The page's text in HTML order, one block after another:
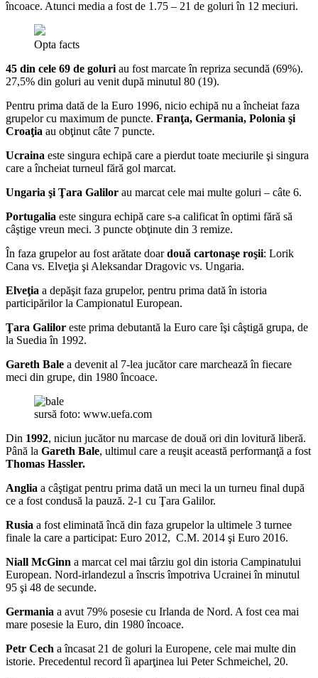
încoace. Atunci media a fost de 1.75 – 21 de goluri în 12 meciuri.
Opta facts
45 din cele 69 de goluri au fost marcate în repriza secundă (69%).
27,5% din goluri au venit după minutul 80 (19).
Pentru prima dată de la Euro 1996, nicio echipă nu a încheiat faza
grupelor cu maximum de puncte. Franţa, Germania, Polonia şi
Croaţia au obţinut câte 7 puncte.
Ucraina este singura echipă care a pierdut toate meciurile şi singura
care a încheiat turneul fără gol marcat.
Ungaria şi Ţara Galilor au marcat cele mai multe goluri – câte 6.
Portugalia este singura echipă care s-a calificat în optimi fără să
câştige vreun meci. 3 puncte obţinute din 3 remize.
În faza grupelor au fost arătate doardouă cartonaşe roşii: Lorik
Cana vs. Elveţia şi Aleksandar Dragovic vs. Ungaria.
Elveţia a depăşit faza grupelor, pentru prima dată în istoria
participărilor la Campionatul European.
Ţara Galilor este prima debutantă la Euro care îşi câştigă grupa, de
la Suedia în 1992.
Gareth Bale a devenit al 7-lea jucător care marchează în fiecare
meci din grupe, din 1980 încoace.
sursă foto: www.uefa.com
Din 1992, niciun jucător nu marcase de două ori din lovitură liberă.
Până la Gareth Bale, ultimul care a reuşit această performanţă a fost
Thomas Hassler.
Anglia a câştigat pentru prima dată un meci la un turneu final după
ce a fost condusă la pauză. 2-1 cu Ţara Galilor.
Rusia a fost eliminată încă din faza grupelor la ultimele 3 turnee
finale la care a participat: Euro 2012, C.M. 2014 şi Euro 2016.
Niall McGinn a marcat cel mai târziu gol din istoria Campinatului
European. Nord-irlandezul a înscris împotriva Ucrainei în minutul
95 şi 48 de secunde.
Germania a avut 79% posesie cu Irlanda de Nord. A fost cea mai
mare posesie la Euro, din 1980 încoace.
Petr Cech a încasat 21 de goluri la Europene, cele mai multe din
istorie. Precedentul record îi aparţinea lui Peter Schmeichel, 20.